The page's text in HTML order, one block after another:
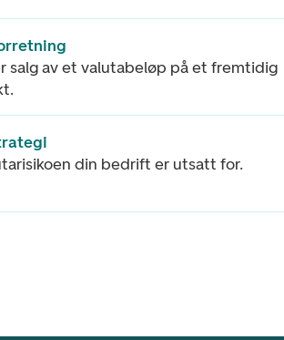
salg av et valutabeløp på et fremtidig
din bedrift er utsatt for.